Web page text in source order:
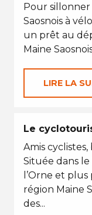
Pour
Saosnois à
un prêt au
Maine
LIRE LA
Le
Amis
Située dans
l’Orne et
région Maine
des...